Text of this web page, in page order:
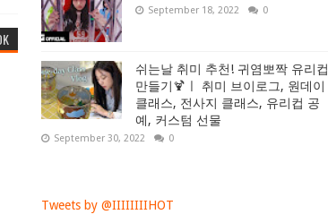
September 18, 2022 0
쉬는날 취미 추천! 귀염뽀짝 유리컵
만들기🍹ㅣ 취미 브이로그, 원데이
클래스, 전사지 클래스, 유리컵 공
예, 커스텀 선물
September 30, 2022 0
Tweets by @IIIIIIIIHOT